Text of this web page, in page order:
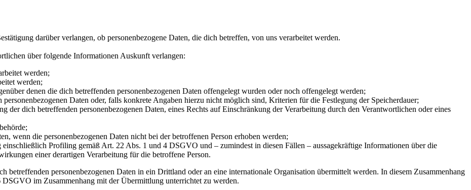
darüber verlangen, ob personenbezogene Daten, die dich betreffen, von uns verarbeitet werden.
über folgende Informationen Auskunft verlangen:
werden;
werden;
denen die dich betreffenden personenbezogenen Daten offengelegt wurden oder noch offengelegt werden;
Daten oder, falls konkrete Angaben hierzu nicht möglich sind, Kriterien für die Festlegung der Speicherdauer;
dich betreffenden personenbezogenen Daten, eines Rechts auf Einschränkung der Verarbeitung durch den Verantwortlichen oder eines
die personenbezogenen Daten nicht bei der betroffenen Person erhoben werden;
Profiling gemäß Art. 22 Abs. 1 und 4 DSGVO und – zumindest in diesen Fällen – aussagekräftige Informationen über die
einer derartigen Verarbeitung für die betroffene Person.
betreffenden personenbezogenen Daten in ein Drittland oder an eine internationale Organisation übermittelt werden. In diesem Zusammenhang
im Zusammenhang mit der Übermittlung unterrichtet zu werden.